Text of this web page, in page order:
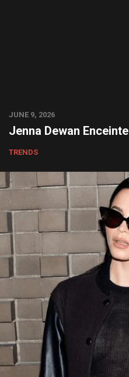
JUNE 9, 2026
Jenna Dewan Enceinte
TRENDS